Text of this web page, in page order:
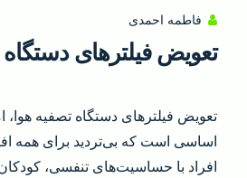
فاطمه احمدی
تعویض فیلترهای دستگاه
تعویض فیلترهای دستگاه تصفیه هوا،
اساسی است که بی‌تردید برای همه
افراد با حساسیت‌های تنفسی،